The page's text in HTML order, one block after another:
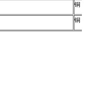
铜
铜